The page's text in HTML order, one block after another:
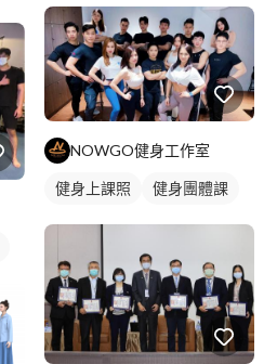
NOWGO健身工作室
健身上課照 健身團體課